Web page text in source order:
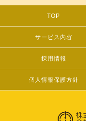
TOP
サービス内容
採用情報
個人情報保護方針